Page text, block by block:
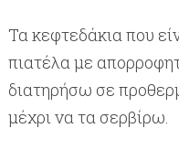
Τα κεφτεδάκια που
πιατέλα με
διατηρήσω σε
μέχρι να τα σερβίρω.